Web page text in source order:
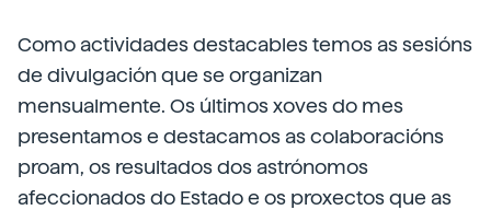
Como actividades destacables temos as sesións
de divulgación que se organizan
mensualmente. Os últimos xoves do mes
presentamos e destacamos as colaboracións
proam, os resultados dos astrónomos
afeccionados do Estado e os proxectos que as